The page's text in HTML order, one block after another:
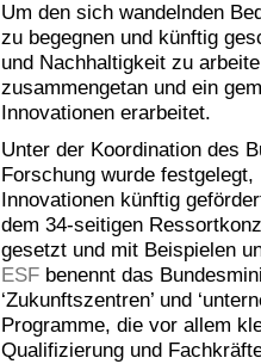
Um den sich wandelnden
zu begegnen und künftig
und Nachhaltigkeit zu
zusammengetan und ein
Innovationen erarbeitet.
Unter der Koordination des
Forschung wurde
Innovationen künftig
dem 34-seitigen
gesetzt und mit Beispielen
ESFbenennt das
‘Zukunftszentren’ und
Programme, die vor allem
Qualifizierung und